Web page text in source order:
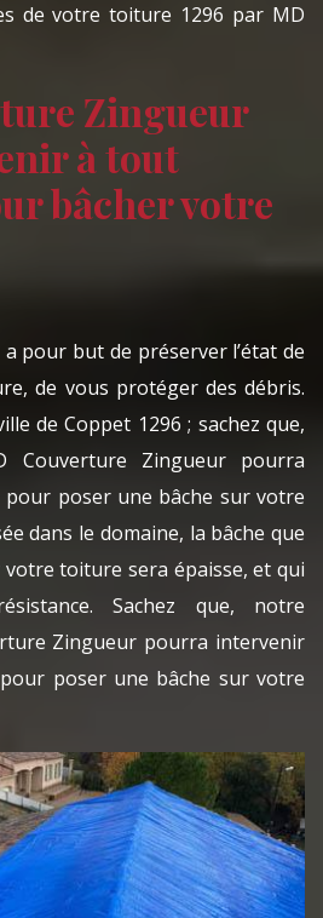
de votre toiture 1296 par MD
Zingueur
à tout
bâcher votre
pour but de préserver l’état de
de vous protéger des débris.
de Coppet 1296 ; sachez que,
Couverture Zingueur pourra
poser une bâche sur votre
dans le domaine, la bâche que
toiture sera épaisse, et qui
Sachez que, notre
Zingueur pourra intervenir
poser une bâche sur votre